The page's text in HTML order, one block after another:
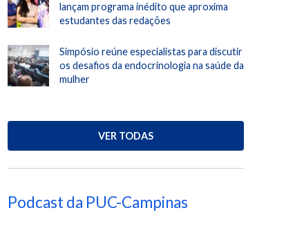
lançam programa inédito que aproxima
estudantes das redações
Simpósio reúne especialistas para discutir
os desafios da endocrinologia na saúde da
mulher
VER TODAS
Podcast da PUC-Campinas